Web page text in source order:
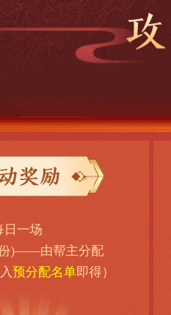
日一场
份)——由帮主分配
预分配名单即得）